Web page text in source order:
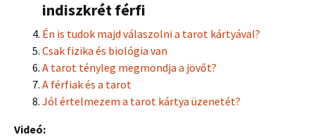
indiszkrét férfi
Én is tudok majd válaszolni a tarot kártyával?
Csak fizika és biológia van
A tarot tényleg megmondja a jövőt?
A férfiak és a tarot
Jól értelmezem a tarot kártya üzenetét?
Videó: